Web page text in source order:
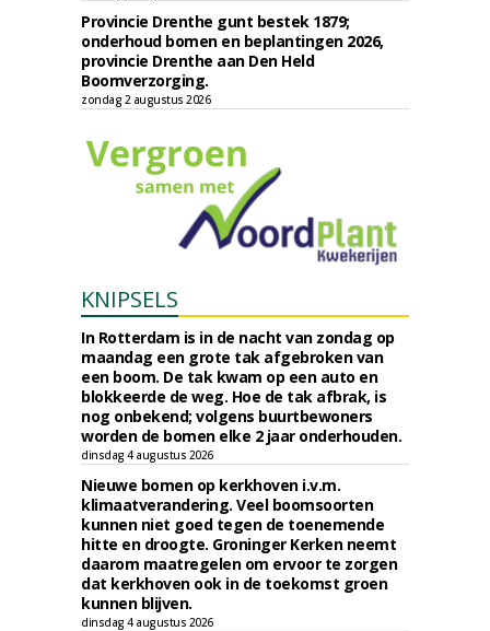
Provincie Drenthe gunt bestek 1879;
onderhoud bomen en beplantingen 2026,
provincie Drenthe aan Den Held
Boomverzorging.
zondag 2 augustus 2026
KNIPSELS
In Rotterdam is in de nacht van zondag op
maandag een grote tak afgebroken van
een boom. De tak kwam op een auto en
blokkeerde de weg. Hoe de tak afbrak, is
nog onbekend; volgens buurtbewoners
worden de bomen elke 2 jaar onderhouden.
dinsdag 4 augustus 2026
Nieuwe bomen op kerkhoven i.v.m.
klimaatverandering. Veel boomsoorten
kunnen niet goed tegen de toenemende
hitte en droogte. Groninger Kerken neemt
daarom maatregelen om ervoor te zorgen
dat kerkhoven ook in de toekomst groen
kunnen blijven.
dinsdag 4 augustus 2026